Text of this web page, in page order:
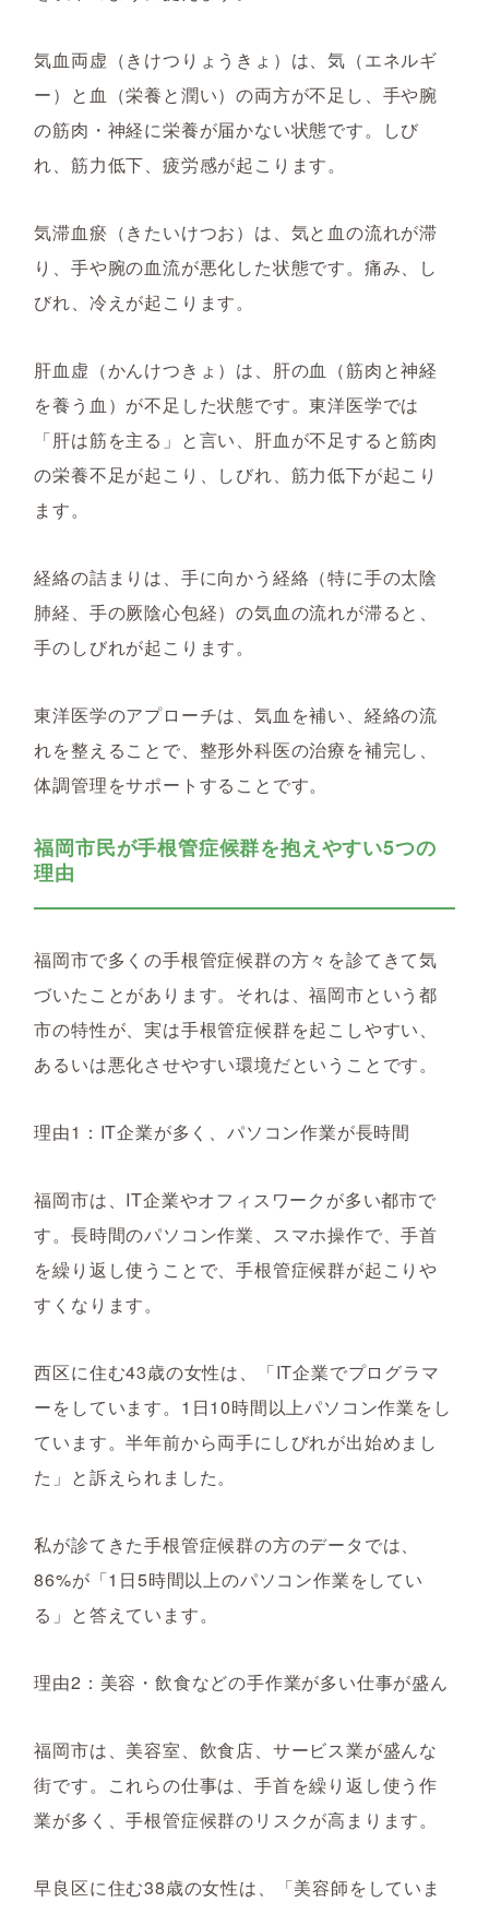
気血両虚（きけつりょうきょ）は、気（エネルギ
ー）と血（栄養と潤い）の両方が不足し、手や腕
の筋肉・神経に栄養が届かない状態です。しび
れ、筋力低下、疲労感が起こります。
気滞血瘀（きたいけつお）は、気と血の流れが滞
り、手や腕の血流が悪化した状態です。痛み、し
びれ、冷えが起こります。
肝血虚（かんけつきょ）は、肝の血（筋肉と神経
を養う血）が不足した状態です。東洋医学では
「肝は筋を主る」と言い、肝血が不足すると筋肉
の栄養不足が起こり、しびれ、筋力低下が起こり
ます。
経絡の詰まりは、手に向かう経絡（特に手の太陰
肺経、手の厥陰心包経）の気血の流れが滞ると、
手のしびれが起こります。
東洋医学のアプローチは、気血を補い、経絡の流
れを整えることで、整形外科医の治療を補完し、
体調管理をサポートすることです。
福岡市民が手根管症候群を抱えやすい5つの
理由
福岡市で多くの手根管症候群の方々を診てきて気
づいたことがあります。それは、福岡市という都
市の特性が、実は手根管症候群を起こしやすい、
あるいは悪化させやすい環境だということです。
理由1：IT企業が多く、パソコン作業が長時間
福岡市は、IT企業やオフィスワークが多い都市で
す。長時間のパソコン作業、スマホ操作で、手首
を繰り返し使うことで、手根管症候群が起こりや
すくなります。
西区に住む43歳の女性は、「IT企業でプログラマ
ーをしています。1日10時間以上パソコン作業をし
ています。半年前から両手にしびれが出始めまし
た」と訴えられました。
私が診てきた手根管症候群の方のデータでは、
86%が「1日5時間以上のパソコン作業をしてい
る」と答えています。
理由2：美容・飲食などの手作業が多い仕事が盛ん
福岡市は、美容室、飲食店、サービス業が盛んな
街です。これらの仕事は、手首を繰り返し使う作
業が多く、手根管症候群のリスクが高まります。
早良区に住む38歳の女性は、「美容師をしていま